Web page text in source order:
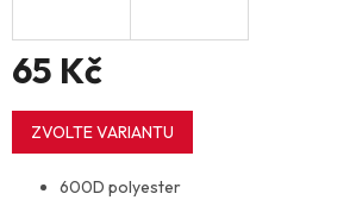
65 Kč
Měrná
cena:
ZVOLTE VARIANTU
600D polyester